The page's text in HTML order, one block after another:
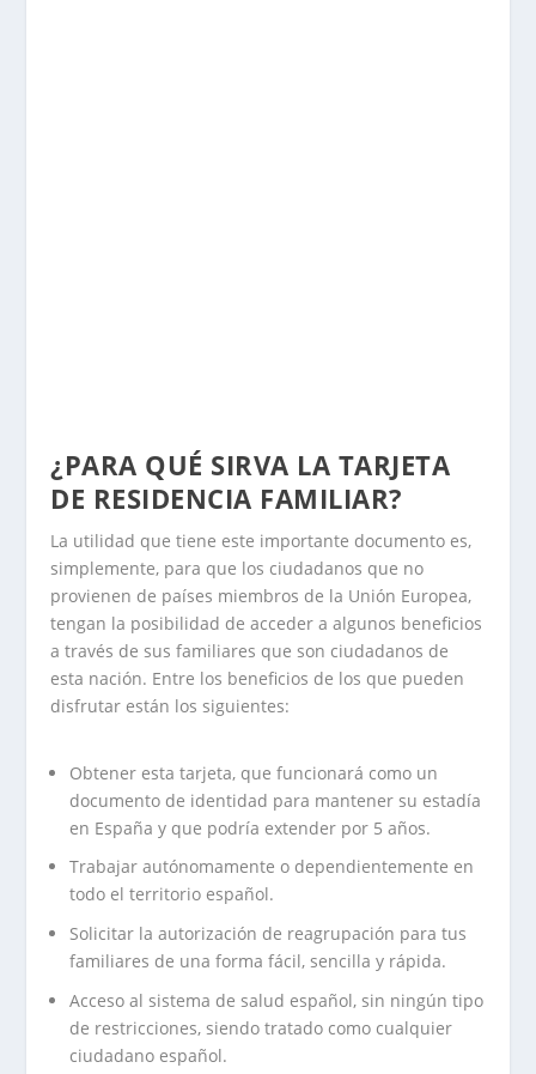
¿PARA QUÉ SIRVA LA TARJETA
DE RESIDENCIA FAMILIAR?
La utilidad que tiene este importante documento es,
simplemente, para que los ciudadanos que no
provienen de países miembros de la Unión Europea,
tengan la posibilidad de acceder a algunos beneficios
a través de sus familiares que son ciudadanos de
esta nación. Entre los beneficios de los que pueden
disfrutar están los siguientes:
Obtener esta tarjeta, que funcionará como un
documento de identidad para mantener su estadía
en España y que podría extender por 5 años.
Trabajar autónomamente o dependientemente en
todo el territorio español.
Solicitar la autorización de reagrupación para tus
familiares de una forma fácil, sencilla y rápida.
Acceso al sistema de salud español, sin ningún tipo
de restricciones, siendo tratado como cualquier
ciudadano español.